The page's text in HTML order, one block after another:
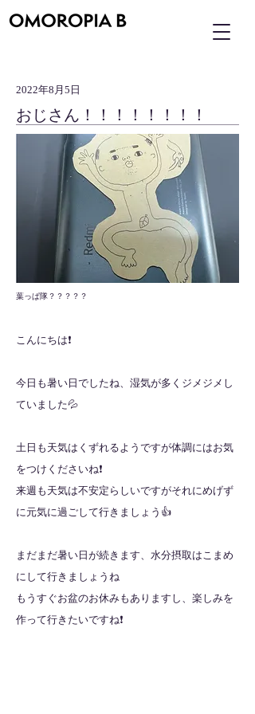
2022年8月5日
おじさん！！！！！！！！
葉っぱ隊？？？？？
こんにちは❗️
今日も暑い日でしたね、湿気が多くジメジメし
ていました💦
土日も天気はくずれるようですが体調にはお気
をつけくださいね❗️
来週も天気は不安定らしいですがそれにめげず
に元気に過ごして行きましょう👍
まだまだ暑い日が続きます、水分摂取はこまめ
にして行きましょうね
もうすぐお盆のお休みもありますし、楽しみを
作って行きたいですね❗️